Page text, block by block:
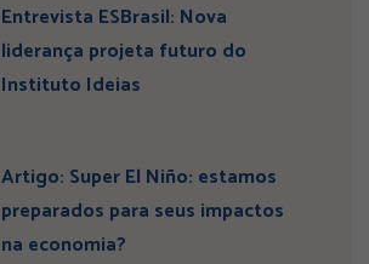
Entrevista ESBrasil: Nova
liderança projeta futuro do
Instituto Ideias
Artigo: Super El Niño: estamos
preparados para seus impactos
na economia?